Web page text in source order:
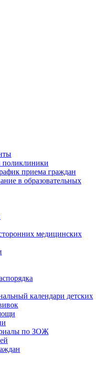
поликлиники
приема граждан
в образовательных
медицинских
календари детских
по ЗОЖ